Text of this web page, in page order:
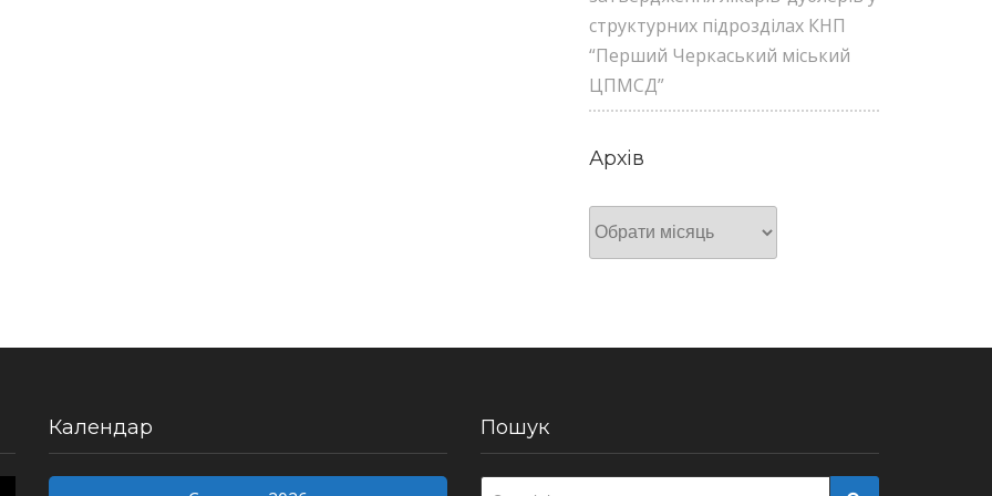
структурних підрозділах КНП
“Перший Черкаський міський
ЦПМСД”
Архів
Архів
Календар Пошук